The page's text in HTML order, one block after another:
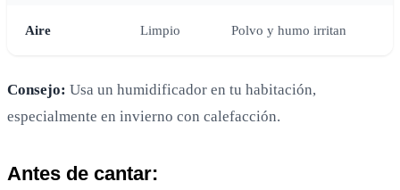
Aire Limpio Polvo y humo irritan
Consejo: Usa un humidificador en tu habitación,
especialmente en invierno con calefacción.
Antes de cantar: